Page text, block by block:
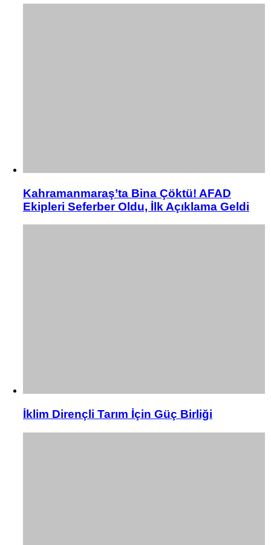
Kahramanmaraş’ta Bina Çöktü! AFAD
Ekipleri Seferber Oldu, İlk Açıklama Geldi
İklim Dirençli Tarım İçin Güç Birliği